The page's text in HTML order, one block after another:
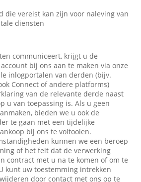
die vereist kan zijn voor naleving van
diensten
communiceert, krijgt u de
bij ons aan te maken via onze
inlogportalen van derden (bijv.
Connect of andere platforms)
van de relevante derde naast
u van toepassing is. Als u geen
bieden we u ook de
te gaan met een tijdelijke
bij ons te voltooien.
kunnen we een beroep
of het feit dat de verwerking
contract met u na te komen of om te
kunt uw toestemming intrekken
door contact met ons op te